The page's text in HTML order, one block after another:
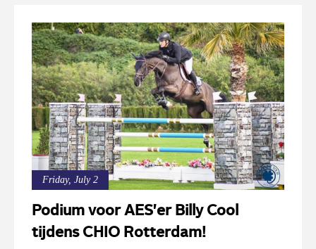
Friday, July 2
Podium voor AES'er Billy Cool
tijdens CHIO Rotterdam!